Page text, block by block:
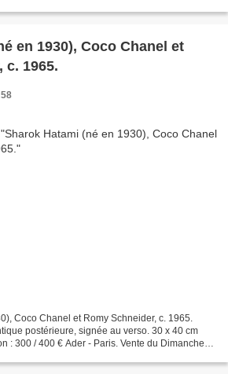
en 1930), Coco Chanel et
c. 1965.
Coco Chanel et Romy Schneider, c. 1965.
postérieure, signée au verso. 30 x 40 cm
: 300 / 400 € Ader - Paris. Vente du Dimanche